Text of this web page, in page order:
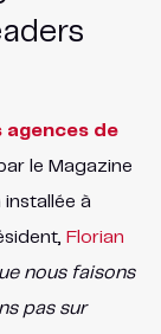
agences de
le Magazine
installée à
Florian
nous faisons
pas sur